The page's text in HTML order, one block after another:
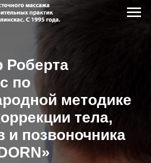
Роберта
по
методике
тела,
и позвоночника